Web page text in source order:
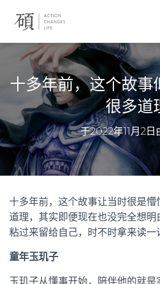
十多年前，这个故事
很多道
于2022年11月2日
十多年前，这个故事让当时很是
道理，其实即便现在也没完全想
粘过来留给自己，时不时拿来读一
童年玉玑子
玉玑子从懂事开始，陪伴他的就